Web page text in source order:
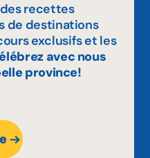
recettes
de destinations
exclusifs et les
avec nous
province!